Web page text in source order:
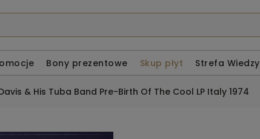
Bony prezentowe Skup płyt Strefa Wiedzy
& His Tuba Band Pre-Birth Of The Cool LP Italy 1974